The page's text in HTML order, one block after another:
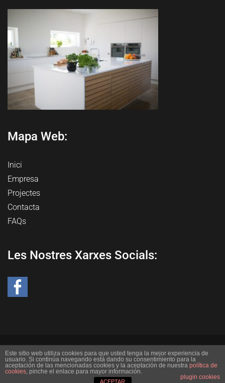
Mapa Web:
Inici
Empresa
Projectes
Contacta
FAQs
Les Nostres Xarxes Socials:
© 2019 Cuines Nati, Tots els drets reservats
Este sitio web utiliza cookies para que usted tenga la mejor experiencia de
usuario. Si continúa navegando está dando su consentimiento para la
aceptación de las mencionadas cookies y la aceptación de nuestra política de
cookies, pinche el enlace para mayor información.
plugin cookies
ACEPTAR